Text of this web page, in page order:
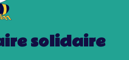
solidaire